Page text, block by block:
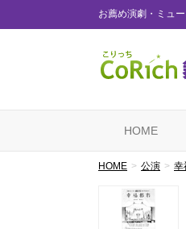
お薦め演劇・ミュ
HOME
HOME 公演 幸